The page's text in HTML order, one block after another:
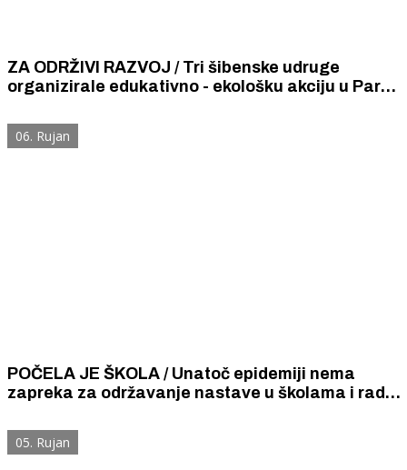
ZA ODRŽIVI RAZVOJ / Tri šibenske udruge
organizirale edukativno - ekološku akciju u Park
radila
06. Rujan
POČELA JE ŠKOLA / Unatoč epidemiji nema
zapreka za održavanje nastave u školama i rad s
mjere, poručuje Ministarstvo znanosti i
obrazovanja
05. Rujan